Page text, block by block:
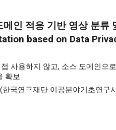
인 적응 기반 영상 분류
based on Data
사용하지 않고, 소스 도메인으
확보
국연구재단 이공분야기초연구